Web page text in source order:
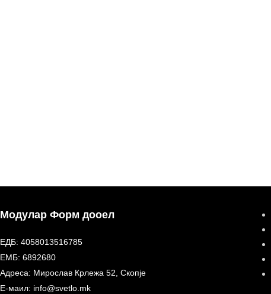
Модулар Форм дооел
ЕДБ: 4058013516785
ЕМБ: 6892680
Адреса: Мирослав Крлежа 52, Скопје
Е-маил: info@svetlo.mk